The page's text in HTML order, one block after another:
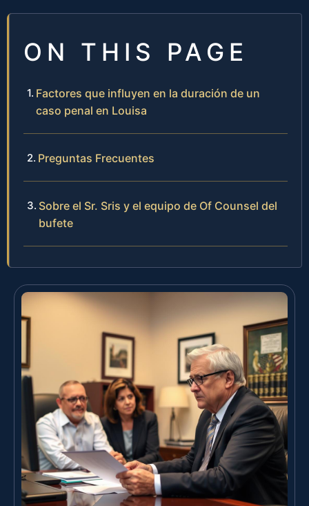
ON THIS PAGE
Factores que influyen en la duración de un
caso penal en Louisa
Preguntas Frecuentes
Sobre el Sr. Sris y el equipo de Of Counsel del
bufete